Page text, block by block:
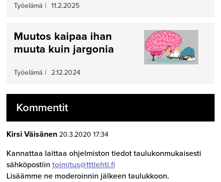
Työelämä | 11.2.2025
Muutos kaipaa ihan
muuta kuin jargonia
Työelämä | 2.12.2024
Kommentit
Kirsi Väisänen 20.3.2020 17:34
Kannattaa laittaa ohjelmiston tiedot taulukonmukaisesti
sähköpostiin toimitus@tttlehti.fi
Lisäämme ne moderoinnin jälkeen taulukkoon.